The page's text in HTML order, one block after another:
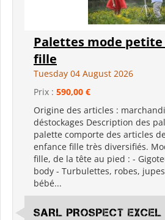
Palettes mode petite
fille
Tuesday 04 August 2026
Prix : 590,00 €
Origine des articles :
déstockages Description des
palette comporte des articles
enfance fille très diversifiés.
fille, de la tête au pied : -
body - Turbulettes, robes,
bébé...
SARL PROSPECT EXCEL